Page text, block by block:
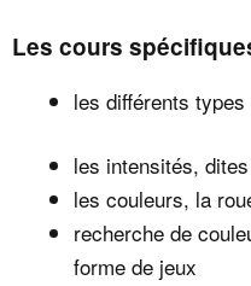
Les cours
les différents
les intensités,
les couleurs, la
recherche de
forme de jeux